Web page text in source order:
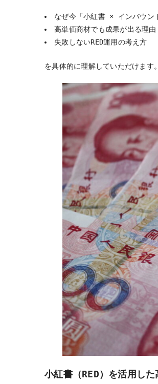
なぜ今「小紅書 × インバウン
高単価商材でも成果が出る理由
失敗しないRED運用の考え方
を具体的に理解していただけます。
小紅書（RED）を活用し